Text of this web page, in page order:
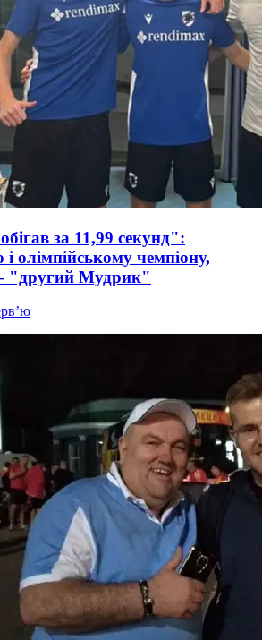
за 11,99 секунд":
олімпійському чемпіону,
"другий Мудрик"